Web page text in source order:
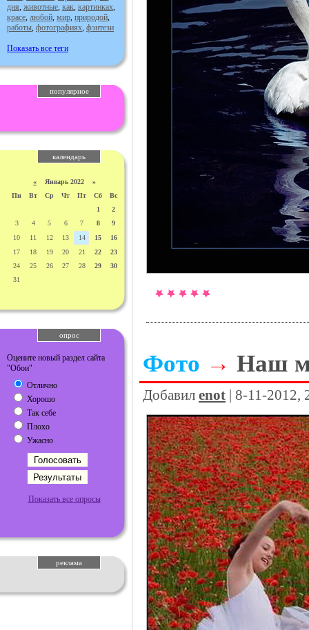
дня, животные, как, картинках,
красе, любой, мир, природой,
работы, фотографиях, фэнтези
Показать все теги
популярное
календарь
« Январь 2022 »
Пн
Вт Ср Чт Пт Сб
Вс
1
2
3
4 5 6 7 8
9
10
11 12 13 14 15
16
17
18 19 20 21 22
23
24
25 26 27 28 29
30
31
опрос
Оцените новый раздел сайта
"Обои"
Отлично
Хорошо
Так себе
Плохо
Ужасно
Показать все опросы
реклама
Фото → Наш
Добавил enot | 8-11-